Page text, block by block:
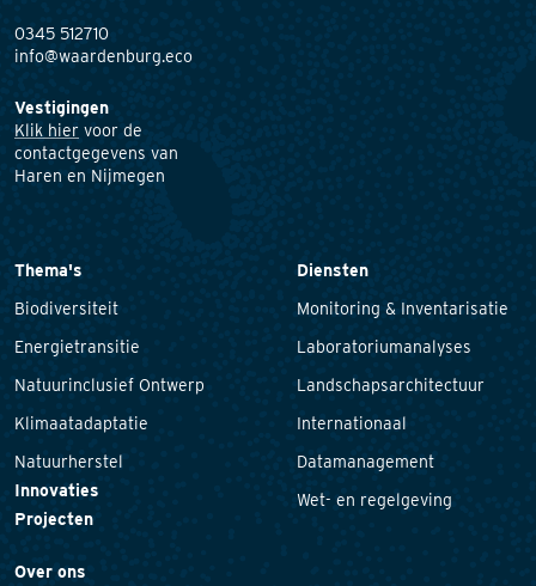
0345 512710
info@waardenburg.eco
Vestigingen
Klik hier voor de
contactgegevens van
Haren en Nijmegen
Thema's
Biodiversiteit
Energietransitie
Natuurinclusief Ontwerp
Klimaatadaptatie
Natuurherstel
Innovaties
Projecten
Diensten
Monitoring & Inventarisatie
Laboratoriumanalyses
Landschapsarchitectuur
Internationaal
Datamanagement
Wet- en regelgeving
Over ons